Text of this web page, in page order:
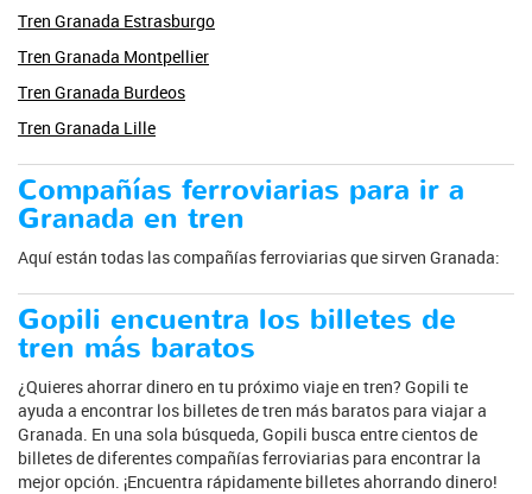
Tren Granada Estrasburgo
Tren Granada Montpellier
Tren Granada Burdeos
Tren Granada Lille
Compañías ferroviarias para ir a
Granada en tren
Aquí están todas las compañías ferroviarias que sirven Granada:
Gopili encuentra los billetes de
tren más baratos
¿Quieres ahorrar dinero en tu próximo viaje en tren? Gopili te
ayuda a encontrar los billetes de tren más baratos para viajar a
Granada. En una sola búsqueda, Gopili busca entre cientos de
billetes de diferentes compañías ferroviarias para encontrar la
mejor opción. ¡Encuentra rápidamente billetes ahorrando dinero!